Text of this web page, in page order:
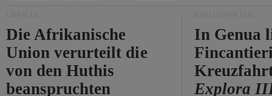
Die Afrikanische
Union verurteilt die
von den Huthis
beanspruchten
In Genua
Explora